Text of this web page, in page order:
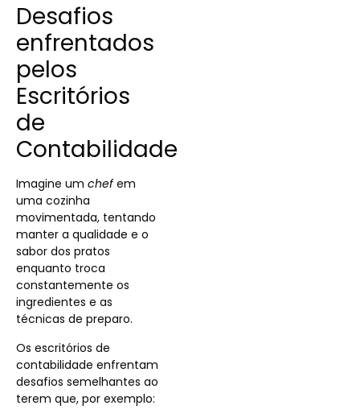
Desafios
enfrentados
pelos
Escritórios
de
Contabilidade
Imagine um chefem
uma cozinha
movimentada, tentando
manter a qualidade e o
sabor dos pratos
enquanto troca
constantemente os
ingredientes e as
técnicas de preparo.
Os escritórios de
contabilidade enfrentam
desafios semelhantes ao
terem que, por exemplo: